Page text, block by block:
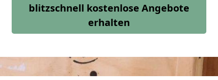
blitzschnell kostenlose Angebote
erhalten